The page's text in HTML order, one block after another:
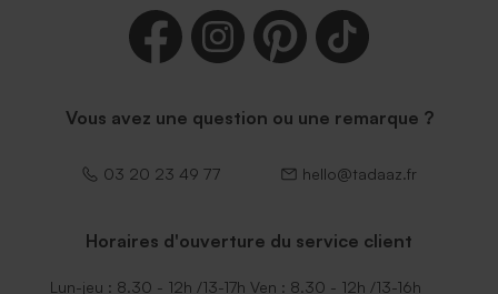
Vous avez une question ou une remarque ?
03 20 23 49 77 hello@tadaaz.fr
Horaires d'ouverture du service client
Lun-jeu : 8.30 - 12h /13-17h Ven : 8.30 - 12h /13-16h